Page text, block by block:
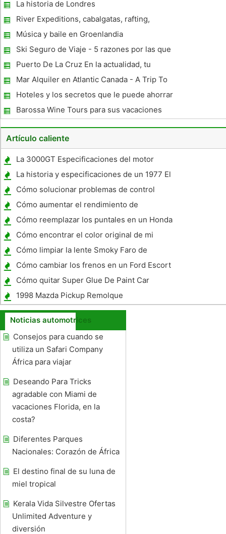
La historia de Londres
River Expeditions, cabalgatas, rafting,
Desierto Tours y más en Moab, Utah
Música y baile en Groenlandia
Ski Seguro de Viaje - 5 razones por las que
necesita It
Puerto De La Cruz En la actualidad, tu
familia te lo agradecerán Tomorrow
Mar Alquiler en Atlantic Canada - A Trip To
Never Forget
Hoteles y los secretos que le puede ahorrar
un paquete
Barossa Wine Tours para sus vacaciones
emocionantes
Artículo caliente
La 3000GT Especificaciones del motor
La historia y especificaciones de un 1977 El
Camino
Cómo solucionar problemas de control
automático de temperatura de una caravana
Cómo aumentar el rendimiento de
combustible para el 1999 Subaru Outback
Cómo reemplazar los puntales en un Honda
CRV 2000
Cómo encontrar el color original de mi
antiguo Motor fuera de borda
Cómo limpiar la lente Smoky Faro de
Mustang
Cómo cambiar los frenos en un Ford Escort
ZX2
Cómo quitar Super Glue De Paint Car
1998 Mazda Pickup Remolque
Especificaciones
Noticias automotrices
Consejos para cuando se
utiliza un Safari Company
África para viajar
Deseando Para Tricks
agradable con Miami de
vacaciones Florida, en la
costa?
Diferentes Parques
Nacionales: Corazón de África
El destino final de su luna de
miel tropical
Kerala Vida Silvestre Ofertas
Unlimited Adventure y
diversión